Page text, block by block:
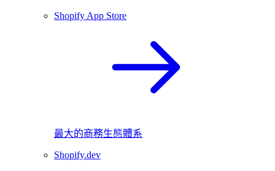
Shopify App Store
最大的商務生態體系
Shopify.dev